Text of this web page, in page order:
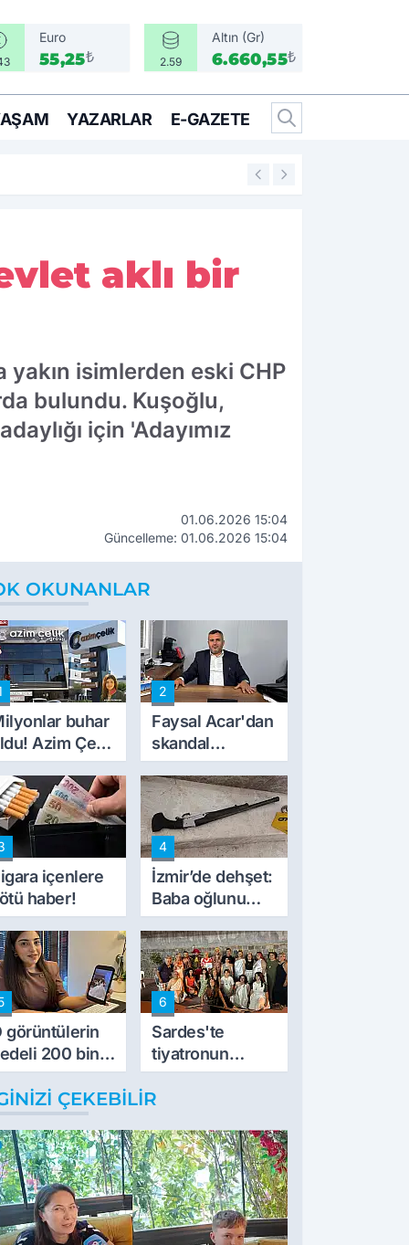
Euro
55,25₺ 2.59
Altın (Gr)
6.660,55₺
YAZARLAR E-GAZETE
17:17 Türkiye, Suudi
aklı bir
yakın isimlerden eski CHP
bulundu. Kuşoğlu,
için 'Adayımız
01.06.2026 15:04
Güncelleme: 01.06.2026 15:04
OKUNANLAR
buhar
Azim Çelik
mağduru
kez konuştu
2
Faysal Acar'dan
skandal
açıklamalar:
'Haluk Levent
peynircilerimizi
de kıskaca aldı,
müdahale ettik'
içenlere
haber!
4
İzmir’de dehşet:
Baba oğlunu
vurdu
görüntülerin
200 bin
6
Sardes'te
tiyatronun
imece ruhu
binlerce yıllık
ÇEKEBILIR